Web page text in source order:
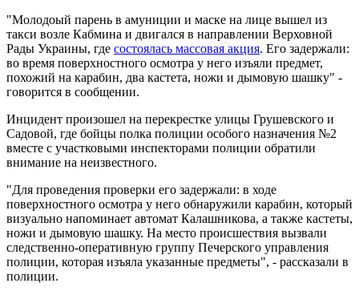
"Молодоый парень в амуниции и маске на лице вышел из
такси возле Кабмина и двигался в направлении Верховной
Рады Украины, где состоялась массовая акция. Его задержали:
во время поверхностного осмотра у него изъяли предмет,
похожий на карабин, два кастета, ножи и дымовую шашку" -
говорится в сообщении.
Инцидент произошел на перекрестке улицы Грушевского и
Садовой, где бойцы полка полиции особого назначения №2
вместе с участковыми инспекторами полиции обратили
внимание на неизвестного.
"Для проведения проверки его задержали: в ходе
поверхностного осмотра у него обнаружили карабин, который
визуально напоминает автомат Калашникова, а также кастеты,
ножи и дымовую шашку. На место происшествия вызвали
следственно-оперативную группу Печерского управления
полиции, которая изъяла указанные предметы", - рассказали в
полиции.